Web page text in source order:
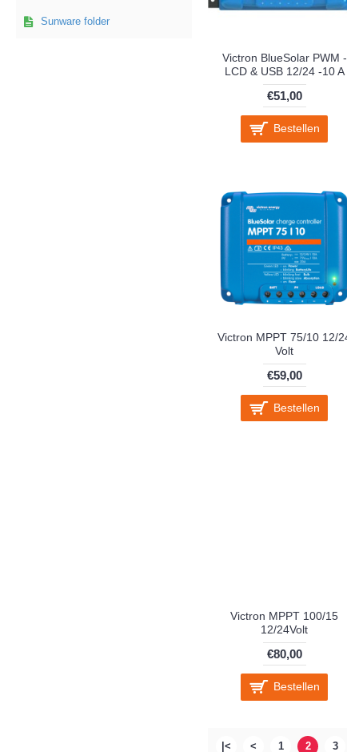
Sunware folder
Victron BlueSolar PWM -
LCD & USB 12/24 -10 A
€51,00
Bestellen
Victron MPPT 75/10 12/
Volt
€59,00
Bestellen
Victron MPPT 100/15
12/24Volt
€80,00
Bestellen
|< < 1 2 3